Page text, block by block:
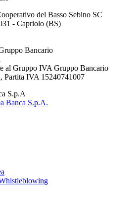
del Basso Sebino SC
- Capriolo (BS)
Bancario
al Gruppo IVA Gruppo Bancario
Partita IVA 15240741007
S.p.A
Banca S.p.A.